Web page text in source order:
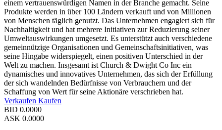
einem vertrauenswürdigen Namen in der Branche gemacht. Seine
Produkte werden in über 100 Ländern verkauft und von Millionen
von Menschen täglich genutzt. Das Unternehmen engagiert sich für
Nachhaltigkeit und hat mehrere Initiativen zur Reduzierung seiner
Umweltauswirkungen umgesetzt. Es unterstützt auch verschiedene
gemeinnützige Organisationen und Gemeinschaftsinitiativen, was
seine Hingabe widerspiegelt, einen positiven Unterschied in der
Welt zu machen. Insgesamt ist Church & Dwight Co Inc ein
dynamisches und innovatives Unternehmen, das sich der Erfüllung
der sich wandelnden Bedürfnisse von Verbrauchern und der
Schaffung von Wert für seine Aktionäre verschrieben hat.
Verkaufen Kaufen
BID 0.0000
ASK 0.0000